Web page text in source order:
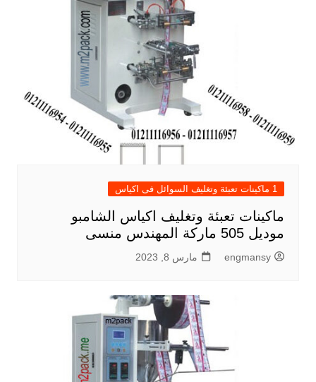
1 ماكينات تعبئة وتغليف السوائل فى اكياس
ماكينات تعبئة وتغليف اكياس الشامبو
موديل 505 ماركة المهندس منسى
engmansy مارس 8, 2023